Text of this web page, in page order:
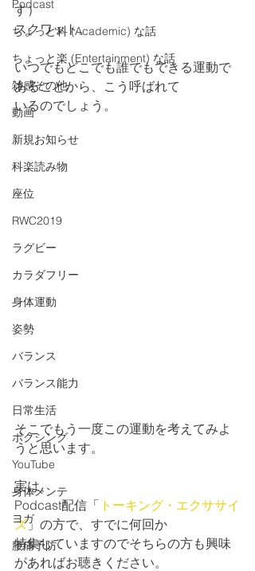
Podcast
ちょっと科 (Academic) な話
ちょっと楽 (Entertainment) な話
雑感その他
動画
新規お知らせ
科楽読み物
座位
RWC2019
ラグビー
カラダフリー
身体運動
姿勢
バランス
バランス能力
日常生活
ボクシング
YouTube
身体メンテ
ヨガ
腰痛予防
す）
スクワット。
いつでもどこでも誰でもできる運動で
あることから、こう呼ばれて
いるのでしょう。
そこでもう一度この運動を考えてみよ
うと思います。
実は、
Podcast配信「 トーキング・エクササイ
ズ」の方で、すでに何回か
特集していますのでそちらの方も興味
があればお聴きください。